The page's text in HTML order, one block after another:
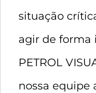
situação
agir de forma
PETROL
nossa equipe